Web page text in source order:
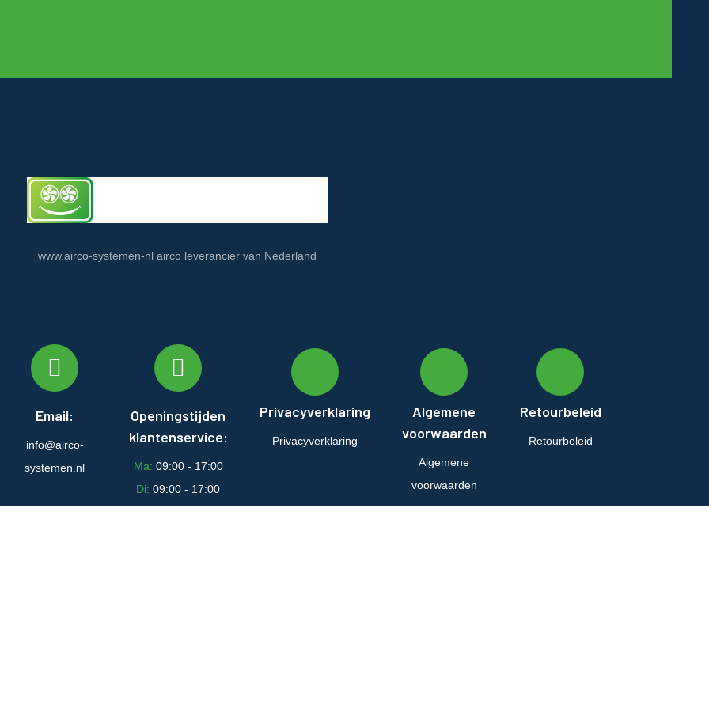
www.airco-systemen-nl airco leverancier van Nederland
Email:
info@airco-
systemen.nl
Openingstijden
klantenservice:
Ma: 09:00 - 17:00
Di: 09:00 - 17:00
Privacyverklaring
Privacyverklaring
Algemene
voorwaarden
Algemene
voorwaarden
Retourbeleid
Retourbeleid